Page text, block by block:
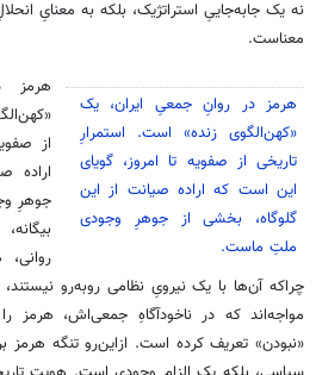
نه یک جابه‌جاییِ استراتژیک، بلکه به معنایِ
معناست.
هرمز در روانِ جمعیِ ایران، یک
«کهن‌الگوی زنده» است. استمرارِ
تاریخی از صفویه تا امروز، گویای
این است که اراده صیانت از این
گلوگاه، بخشی از جوهرِ وجودی
ملتِ ماست.
هرمز
از
اراده
جوهرِ
چراکه آن‌ها با یک نیرویِ نظامی روبه‌رو نیستند،
مواجه‌اند که در ناخودآگاهِ جمعی‌اش، هرمز
«نبودن» تعریف کرده است. ازاین‌رو تنگه هرمز